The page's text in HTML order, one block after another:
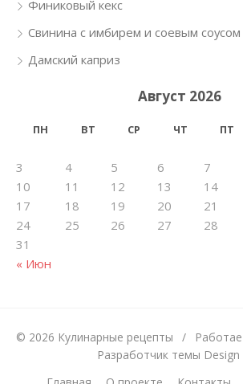
Финиковый кекс
Свинина с имбирем и соевым соусом
Дамский каприз
Август 2026
ПН ВТ СР ЧТ ПТ
« Июн
3
4 5 6 7
10
11 12 13 14
17
18 19 20 21
24
25 26 27 28
31
© 2026 Кулинарные рецепты /
Разработчик темы Design